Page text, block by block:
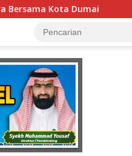
Diduga Gunakan